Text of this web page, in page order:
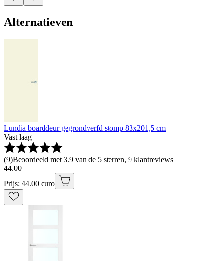
Alternatieven
Lundia boarddeur gegrondverfd stomp 83x201,5 cm
Vast laag
(9)Beoordeeld met 3.9 van de 5 sterren, 9 klantreviews
44.00
Prijs: 44.00 euro